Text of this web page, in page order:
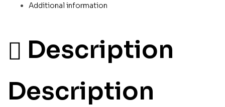
Additional information
Description
Description